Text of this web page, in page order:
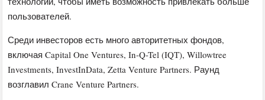
пользователей.
Среди инвесторов есть много авторитетных фондов,
включая Capital One Ventures, In-Q-Tel (IQT), Willowtree
Investments, InvestInData, Zetta Venture Partners. Раунд
возглавил Crane Venture Partners.